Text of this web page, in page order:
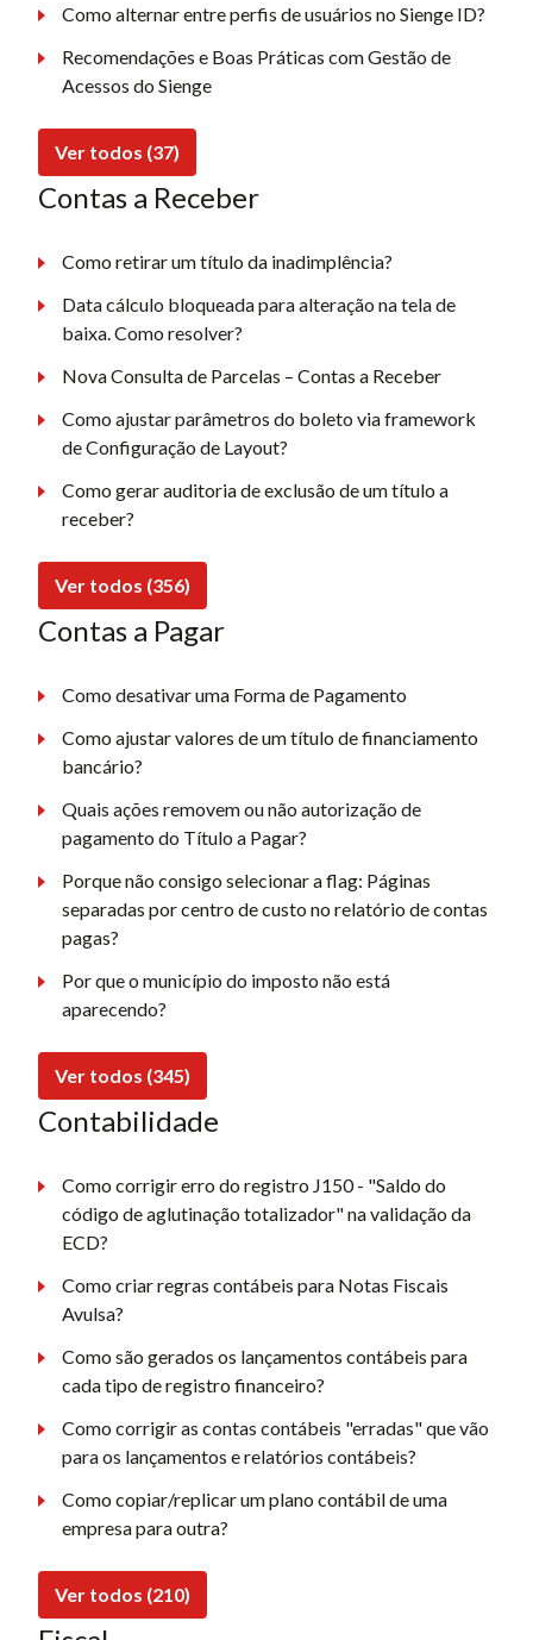
Como alternar entre perfis de usuários no Sienge ID?
Recomendações e Boas Práticas com Gestão de
Acessos do Sienge
Ver todos (37)
Contas a Receber
Como retirar um título da inadimplência?
Data cálculo bloqueada para alteração na tela de
baixa. Como resolver?
Nova Consulta de Parcelas – Contas a Receber
Como ajustar parâmetros do boleto via framework
de Configuração de Layout?
Como gerar auditoria de exclusão de um título a
receber?
Ver todos (356)
Contas a Pagar
Como desativar uma Forma de Pagamento
Como ajustar valores de um título de financiamento
bancário?
Quais ações removem ou não autorização de
pagamento do Título a Pagar?
Porque não consigo selecionar a flag: Páginas
separadas por centro de custo no relatório de contas
pagas?
Por que o município do imposto não está
aparecendo?
Ver todos (345)
Contabilidade
Como corrigir erro do registro J150 - "Saldo do
código de aglutinação totalizador" na validação da
ECD?
Como criar regras contábeis para Notas Fiscais
Avulsa?
Como são gerados os lançamentos contábeis para
cada tipo de registro financeiro?
Como corrigir as contas contábeis "erradas" que vão
para os lançamentos e relatórios contábeis?
Como copiar/replicar um plano contábil de uma
empresa para outra?
Ver todos (210)